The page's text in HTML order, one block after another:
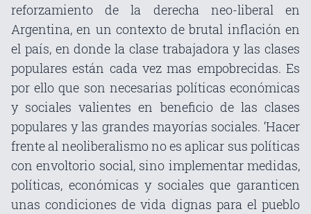
reforzamiento de la derecha neo-liberal en
Argentina, en un contexto de brutal inflación en
el país, en donde la clase trabajadora y las clases
populares están cada vez mas empobrecidas. Es
por ello que son necesarias políticas económicas
y sociales valientes en beneficio de las clases
populares y las grandes mayorías sociales. ‘Hacer
frente al neoliberalismo no es aplicar sus políticas
con envoltorio social, sino implementar medidas,
políticas, económicas y sociales que garanticen
unas condiciones de vida dignas para el pueblo